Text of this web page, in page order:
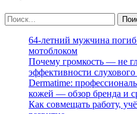
64-летний мужчина
мотоблоком
Почему громкость — не
эффективности слухового
Dermatime:
кожей — обзор бренда и
Как совмещать работу,